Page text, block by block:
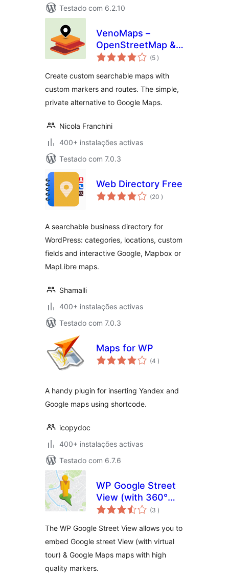
Testado com 6.2.10
VenoMaps –
OpenStreetMap &
Privacy-Friendly
(5 classificações
)
Create custom searchable maps with
custom markers and routes. The simple,
private alternative to Google Maps.
Nicola Franchini
400+ instalações activas
Testado com 7.0.3
Web Directory Free
(20 classificações
)
A searchable business directory for
WordPress: categories, locations, custom
fields and interactive Google, Mapbox or
MapLibre maps.
Shamalli
400+ instalações activas
Testado com 7.0.3
Maps for WP
(4 classificações
)
A handy plugin for inserting Yandex and
Google maps using shortcode.
icopydoc
400+ instalações activas
Testado com 6.7.6
WP Google Street
View (with 360°
virtual tour) &
Local SEO
(3 classificações
)
The WP Google Street View allows you to
embed Google street View (with virtual
tour) & Google Maps maps with high
quality markers.